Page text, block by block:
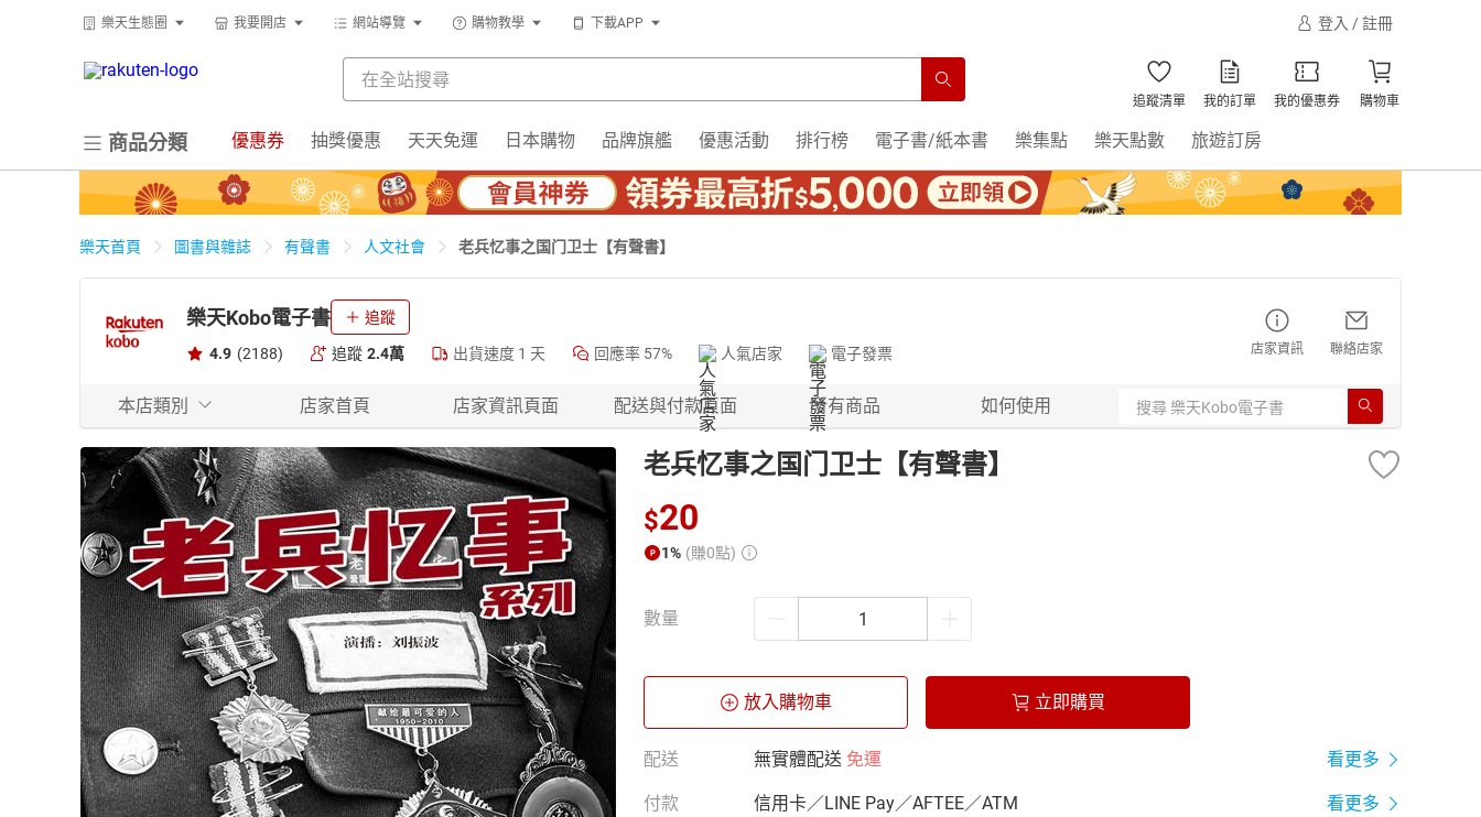
樂天生態圈 我要開店 網站導覽 購物教學 下載APP 登入 / 註冊
追蹤清單 我的訂單 我的優惠券 購物車
商品分類 優惠券 抽獎優惠 天天免運 日本購物 品牌旗艦 優惠活動 排行榜 電子書/紙本書 樂集點 樂天點數 旅遊訂房
樂天首頁 圖書與雜誌 有聲書 人文社會 老兵忆事之国门卫士【有聲書】
樂天Kobo電子書 追蹤
4.9 (2188) 追蹤 2.4萬 出貨速度 1 天 回應率 57% 人氣店家 電子發票 店家資訊 聯絡店家
本店類別 店家首頁 店家資訊頁面 配送與付款頁面 所有商品 如何使用
老兵忆事之国门卫士【有聲書】
$20
1% (賺0點)
數量
放入購物車 立即購買
配送 無實體配送 免運 看更多
付款 信用卡／LINE Pay／AFTEE／ATM 看更多